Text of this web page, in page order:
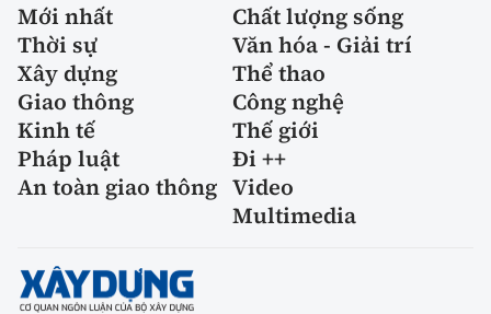
Mới nhất
Chất lượng sống
Thời sự
Văn hóa - Giải trí
Xây dựng
Thể thao
Giao thông
Công nghệ
Kinh tế
Thế giới
Pháp luật
Đi ++
An toàn giao thông Video
Multimedia